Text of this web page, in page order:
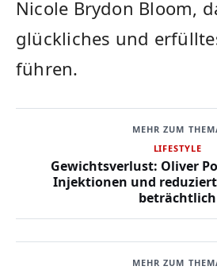
Nicole Brydon Bloom,
glückliches⁤ und
führen.
MEHR ZUM
LIFESTYLE
Gewichtsverlust: Oliver
Injektionen und
beträchtlich
MEHR ZUM